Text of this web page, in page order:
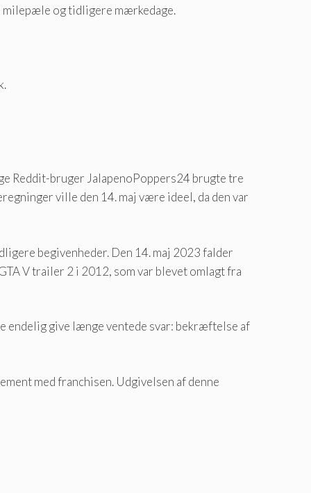
milepæle og tidligere mærkedage.
Reddit-bruger JalapenoPoppers24 brugte tre
ville den 14. maj være ideel, da den var
begivenheder. Den 14. maj 2023 falder
V trailer 2 i 2012, som var blevet omlagt fra
endelig give længe ventede svar: bekræftelse af
med franchisen. Udgivelsen af ​​denne